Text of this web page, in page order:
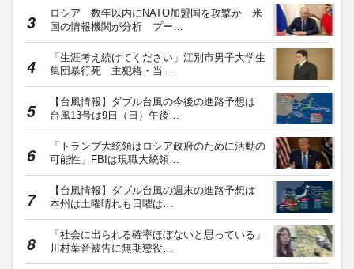
ロシア 数年以内にNATO加盟国を攻撃か 米
国の情報機関が分析 プー…
「生涯考え続けてください」江別市男子大学生
集団暴行死 主犯格・当…
【台風情報】ダブル台風の今後の進路予想は
台風13号は9日（日）午後…
「トランプ大統領はロシア政府のために活動の
可能性」FBIは現職大統領…
【台風情報】ダブル台風の週末の進路予想は
本州は土曜晴れも日曜は…
「社会に出られる確率ほぼないと思っている」
川村葉音被告に無期懲役…